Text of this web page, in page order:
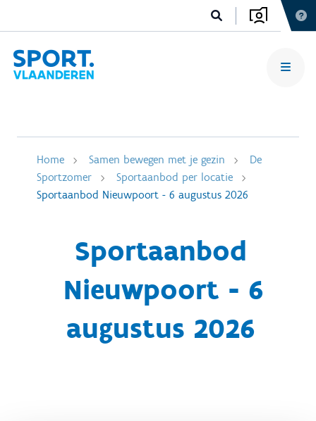
Home Samen bewegen met je gezin
De
Sportzomer
Sportaanbod per locatie
Sportaanbod Nieuwpoort - 6 augustus 2026
Sportaanbod
Nieuwpoort - 6
augustus 2026